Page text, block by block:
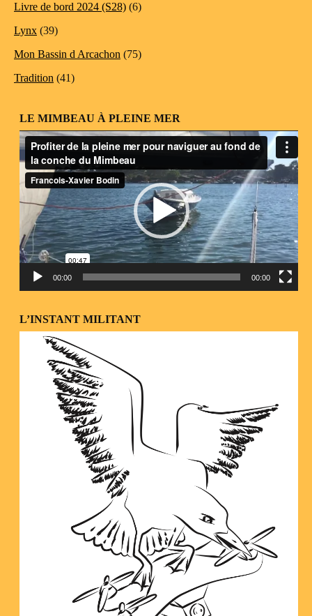
Livre de bord 2024 (S28) (6)
Lynx (39)
Mon Bassin d Arcachon (75)
Tradition (41)
LE MIMBEAU À PLEINE MER
Lecteur
vidéo
00:00 00:00
L’INSTANT MILITANT